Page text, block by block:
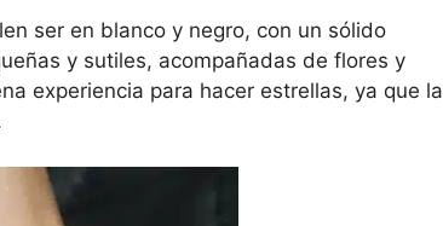
ser en blanco y negro, con un sólido
y sutiles, acompañadas de flores y
experiencia para hacer estrellas, ya que la